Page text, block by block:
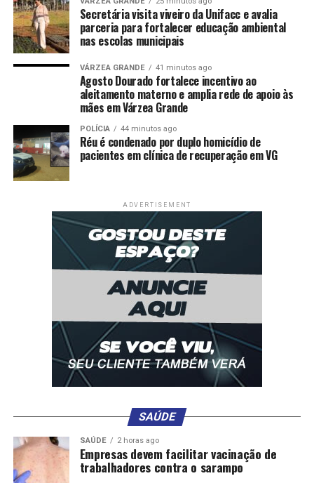
Apesar de reconhecer a gravidade do avanço das facções
criminosas, Wellington evitou se posicionar de forma
definitiva sobre a medida adotada pelos norte-
americanos. Para ele, o tema exige uma discussão ampla
envolvendo o Ministério das Relações Exteriores, o
Congresso Nacional e a sociedade.
O senador defendeu que a Comissão de Relações
Exteriores acompanhe o assunto e avalie os impactos
que a classificação pode provocar para o Brasil.
Wellington ressaltou que a responsabilidade pela
segurança pública deve permanecer sob comando das
instituições brasileiras.
“É o Estado brasileiro que precisa liderar as ações de
enfrentamento ao crime e apresentar soluções para
garantir a segurança da população”, afirmou.
A decisão dos Estados Unidos reacendeu o debate sobre
os mecanismos de combate às facções criminosas e os
possíveis reflexos diplomáticos, econômicos e jurídicos
para o Brasil.
Secretária visita viveiro da Unifacc e avalia
parceria para fortalecer educação ambiental
nas escolas municipais
VÁRZEA GRANDE 41 minutos ago
Agosto Dourado fortalece incentivo ao
aleitamento materno e amplia rede de apoio às
mães em Várzea Grande
POLÍCIA 44 minutos ago
Réu é condenado por duplo homicídio de
pacientes em clínica de recuperação em VG
ADVERTISEMENT
SAÚDE
SAÚDE 2 horas ago
Empresas devem facilitar vacinação de
trabalhadores contra o sarampo